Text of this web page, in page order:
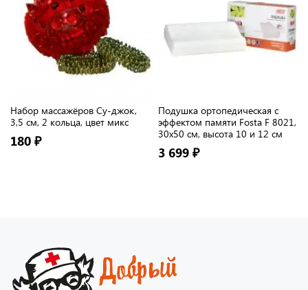
Набор массажёров Су-джок,
3,5 см, 2 кольца, цвет микс
180 ₽
Подушка ортопедическая с
эффектом памяти Fosta F 8021,
30х50 см, высота 10 и 12 см
3 699 ₽